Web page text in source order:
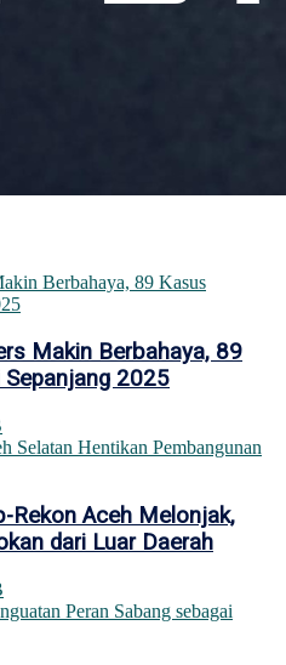
Makin Berbahaya, 89
Sepanjang 2025
Rekon Aceh Melonjak,
dari Luar Daerah